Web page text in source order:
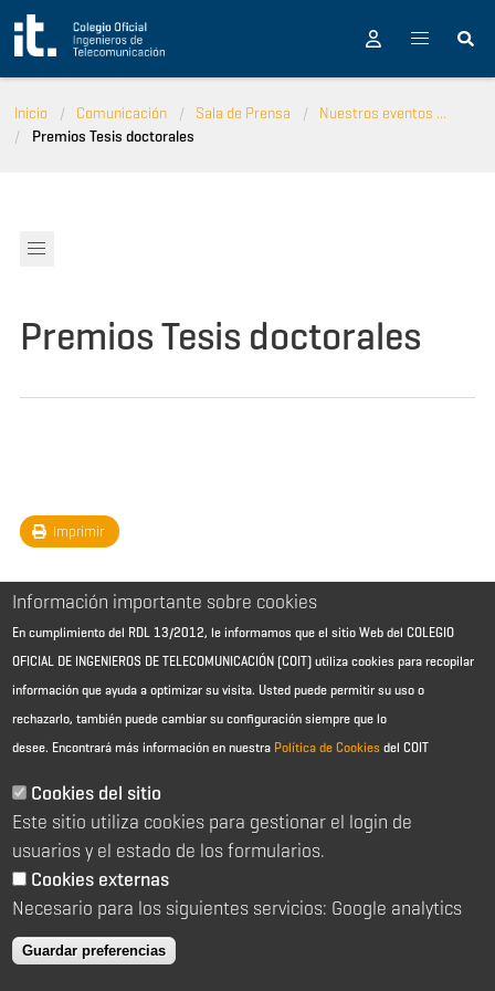
Pasar al contenido principal
Inicio Comunicación Sala de Prensa
Nuestros eventos ...
Premios Tesis doctorales
Premios Tesis doctorales
Imprimir
Aviso Legal - Información general
Política de cookies
Política de reembolso
Sitemap
C/ Almagro 2 1º Izqda 28010 Madrid
91 391 10 66
coit@coit.es
Información importante sobre cookies
En cumplimiento del RDL 13/2012, le informamos que el sitio Web del COLEGIO
OFICIAL DE INGENIEROS DE TELECOMUNICACIÓN (COIT) utiliza cookies para recopilar
información que ayuda a optimizar su visita. Usted puede permitir su uso o
rechazarlo, también puede cambiar su configuración siempre que lo
desee. Encontrará más información en nuestra Política de Cookies del COIT
Cookies del sitio
Este sitio utiliza cookies para gestionar el login de
usuarios y el estado de los formularios.
Cookies externas
Necesario para los siguientes servicios: Google analytics
Guardar preferencias